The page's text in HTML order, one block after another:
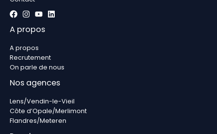
A propos
A propos
Recrutement
On parle de nous
Nos agences
Lens/Vendin-le-Vieil
Côte d’Opale/Merlimont
Flandres/Meteren